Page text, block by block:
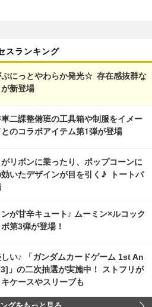
スランキング
ぷにっとやわらか発光☆ 存在感抜群な
新登場
車二課整備班の工具箱や制服をイメー
のコラボアイテム第1弾が登場
がリボンに乗ったり、ポップコーンに
いたデザインが目を引く♪ トートバ
が甘辛キュート♪ ムーミン×ルコック
第3弾が登場！
い♪ 「ガンダムカードゲーム 1st An
」の二次抽選が実施中！ ストフリが
ケースやスリーブも